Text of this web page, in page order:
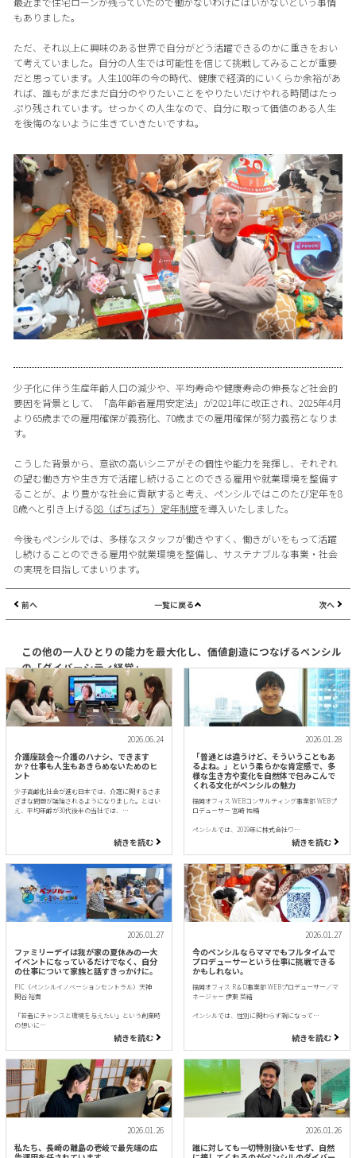
もありました。
ただ、それ以上に興味のある世界で自分がどう活躍できるのかに重きをおい
て考えていました。自分の人生では可能性を信じて挑戦してみることが重要
だと思っています。人生100年の今の時代、健康で経済的にいくらか余裕があ
れば、誰もがまだまだ自分のやりたいことをやりたいだけやれる時間はたっ
ぷり残されています。せっかくの人生なので、自分に取って価値のある人生
を後悔のないように生きていきたいですね。
少子化に伴う生産年齢人口の減少や、平均寿命や健康寿命の伸長など社会的
要因を背景として、「高年齢者雇用安定法」が2021年に改正され、2025年4月
より65歳までの雇用確保が義務化、70歳までの雇用確保が努力義務となりま
す。
こうした背景から、意欲の高いシニアがその個性や能力を発揮し、それぞれ
の望む働き方や生き方で活躍し続けることのできる雇用や就業環境を整備す
ることが、より豊かな社会に貢献すると考え、ペンシルではこのたび定年を8
8歳へと引き上げる88（ぱちぱち）定年制度を導入いたしました。
今後もペンシルでは、多様なスタッフが働きやすく、働きがいをもって活躍
し続けることのできる雇用や就業環境を整備し、サステナブルな事業・社会
の実現を目指してまいります。
前へ 一覧に戻る 次へ
この他の一人ひとりの能力を最大化し、価値創造につなげるペンシル
の「ダイバーシティ経営」
2026.06.24
介護座談会〜介護のハナシ、できます
か？仕事も人生もあきらめないためのヒ
ント
少子高齢化社会が進む日本では、介護に関するさま
ざまな問題が議論されるようになりました。とはい
え、平均年齢が30代後半の当社では、…
続きを読む
2026.01.28
「普通とは違うけど、そういうこともあ
るよね。」という柔らかな肯定感で、多
様な生き方や変化を自然体で包みこんで
くれる文化がペンシルの魅力
福岡オフィス WEBコンサルティング事業部 WEBプ
ロデューサー 宮崎 祐輔
ペンシルでは、2019年に株式会社ワ…
続きを読む
2026.01.27
ファミリーデイは我が家の夏休みの一大
イベントになっているだけでなく、自分
の仕事について家族と話すきっかけに。
PIC（ペンシルイノベーションセントラル）天神
関谷 裕貴
「若者にチャンスと環境を与えたい」という創業時
の想いに…
続きを読む
2026.01.27
今のペンシルならママでもフルタイムで
プロデューサーという仕事に挑戦できる
かもしれない。
福岡オフィス R＆D事業部 WEBプロデューサー／マ
ネージャー 伊東 菜緒
ペンシルでは、性別に関わらず親になって…
続きを読む
2026.01.26
私たち、長崎の離島の壱岐で最先端の広
2026.01.26
誰に対しても一切特別扱いをせず、自然